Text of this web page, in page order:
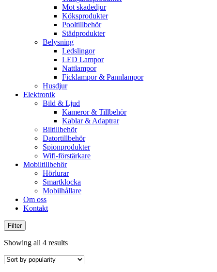
Mot skadedjur
Köksprodukter
Pooltillbehör
Städprodukter
Belysning
Ledslingor
LED Lampor
Nattlampor
Ficklampor & Pannlampor
Husdjur
Elektronik
Bild & Ljud
Kameror & Tillbehör
Kablar & Adaptrar
Biltillbehör
Datortillbehör
Spionprodukter
Wifi-förstärkare
Mobiltillbehör
Hörlurar
Smartklocka
Mobilhållare
Om oss
Kontakt
Filter
Showing all 4 results